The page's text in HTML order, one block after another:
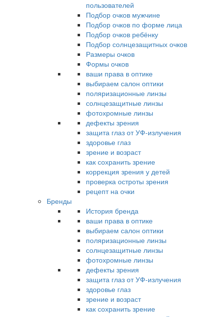
пользователей
Подбор очков мужчине
Подбор очков по форме лица
Подбор очков ребёнку
Подбор солнцезащитных очков
Размеры очков
Формы очков
ваши права в оптике
выбираем салон оптики
поляризационные линзы
солнцезащитные линзы
фотохромные линзы
дефекты зрения
защита глаз от УФ-излучения
здоровье глаз
зрение и возраст
как сохранить зрение
коррекция зрения у детей
проверка остроты зрения
рецепт на очки
Бренды
История бренда
ваши права в оптике
выбираем салон оптики
поляризационные линзы
солнцезащитные линзы
фотохромные линзы
дефекты зрения
защита глаз от УФ-излучения
здоровье глаз
зрение и возраст
как сохранить зрение